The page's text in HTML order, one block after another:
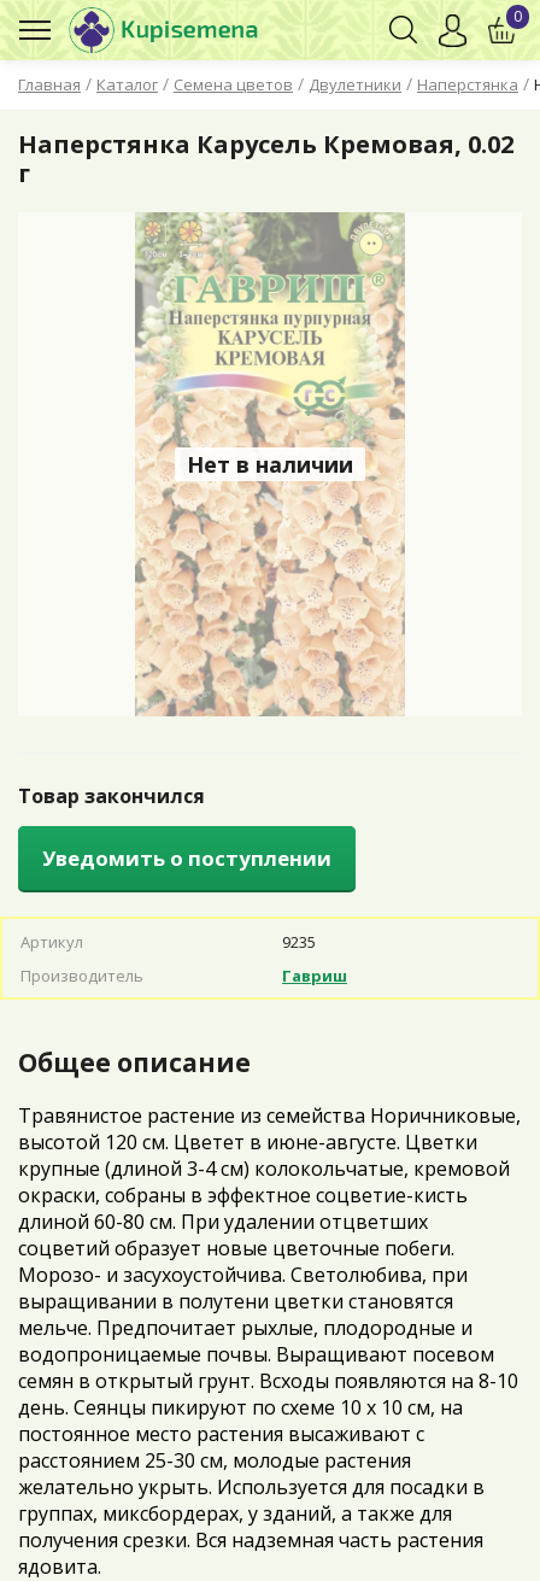
Главная / Каталог / Семена цветов / Двулетники / Наперстянка /
0
Наперстянка Карусель Кремовая, 0.02
г
Нет в наличии
Товар закончился
Уведомить о поступлении
Артикул
9235
Производитель
Гавриш
Общее описание
Травянистое растение из семейства Норичниковые,
высотой 120 см. Цветет в июне-августе. Цветки
крупные (длиной 3-4 см) колокольчатые, кремовой
окраски, собраны в эффектное соцветие-кисть
длиной 60-80 см. При удалении отцветших
соцветий образует новые цветочные побеги.
Морозо- и засухоустойчива. Светолюбива, при
выращивании в полутени цветки становятся
мельче. Предпочитает рыхлые, плодородные и
водопроницаемые почвы. Выращивают посевом
семян в открытый грунт. Всходы появляются на 8-10
день. Сеянцы пикируют по схеме 10 х 10 см, на
постоянное место растения высаживают с
расстоянием 25-30 см, молодые растения
желательно укрыть. Используется для посадки в
группах, миксбордерах, у зданий, а также для
получения срезки. Вся надземная часть растения
ядовита.